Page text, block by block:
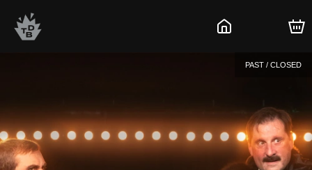
PAST / CLOSED